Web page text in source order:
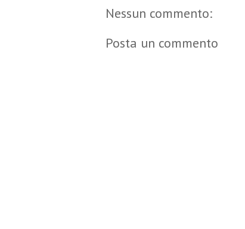
Nessun commento:
Posta un commento